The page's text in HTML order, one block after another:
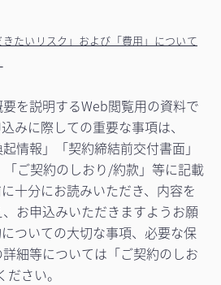
たいリスク」および「費用」について
を説明するWeb閲覧用の資料で
みに際しての重要な事項は、
情報」「契約締結前交付書面」
「ご契約のしおり/約款」等に記載
十分にお読みいただき、内容を
お申込みいただきますようお願
ついての大切な事項、必要な保
細等については「ご契約のしお
さい。